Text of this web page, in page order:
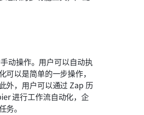
动操作。用户可以自动执
以是简单的一步操作，
外，用户可以通过 Zap 历
进行工作流自动化，企
。